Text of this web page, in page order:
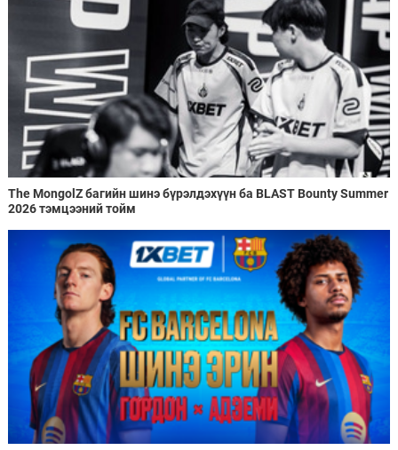
The MongolZ багийн шинэ бүрэлдэхүүн ба BLAST Bounty Summer
2026 тэмцээний тойм